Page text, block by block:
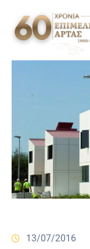
13/07/2016